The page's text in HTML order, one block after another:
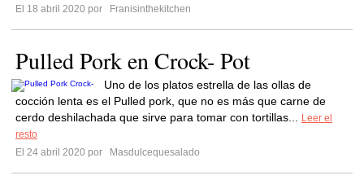
El 18 abril 2020 por
Franisinthekitchen
Pulled Pork en Crock- Pot
Uno de los platos estrella de las ollas de
cocción lenta es el Pulled pork, que no es más que carne de
cerdo deshilachada que sirve para tomar con tortillas...
Leer el
resto
El 24 abril 2020 por
Masdulcequesalado